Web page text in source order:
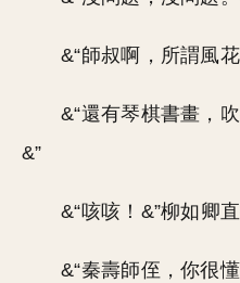
&“師叔啊，所謂風
&“還有琴棋書畫，
&”
&“咳咳！&”柳如卿
&“秦壽師侄，你很